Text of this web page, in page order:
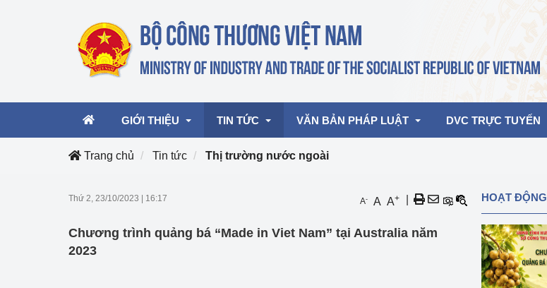
GIỚI THIỆU TIN TỨC
Hoạt động của Lãnh đạo Bộ
mại, Dịch vụ Việt Nam 2026
VĂN BẢN PHÁP LUẬT DVC TRỰC TUYẾN
Trang chủ Tin tức Thị trường nước ngoài
Thứ 2, 23/10/2023 16:17 A- A A+
Chương trình quảng bá “Made in Viet Nam” tại Australia năm
2023
HOẠT ĐỘNG